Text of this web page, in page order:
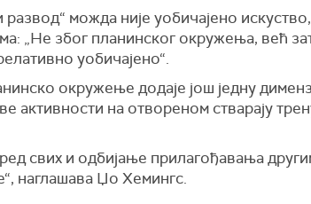
развод“ можда није уобичајено
„Не због планинског окружења, већ
уобичајено“.
окружење додаје још једну
активности на отвореном стварају
свих и одбијање прилагођавања
наглашава Џо Хемингс.